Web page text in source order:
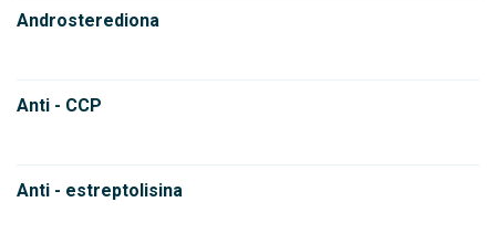
Androsterediona
Anti - CCP
Anti - estreptolisina